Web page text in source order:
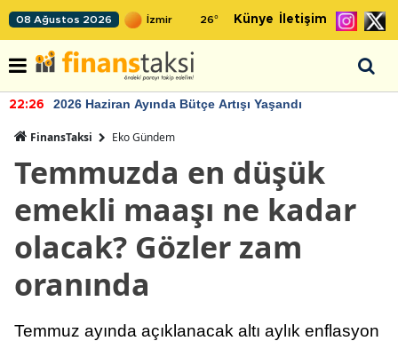
08 Ağustos 2026 26° Künye İletişim
22:26 2026 Haziran Ayında Bütçe Artışı Yaşandı
FinansTaksi Eko Gündem
Temmuzda en düşük
emekli maaşı ne kadar
olacak? Gözler zam
oranında
Temmuz ayında açıklanacak altı aylık enflasyon